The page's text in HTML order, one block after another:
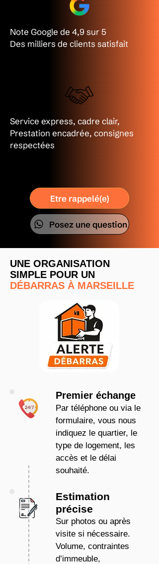
Note Google de 4,9 sur 5
Des milliers de clients satisfait
Service express, cadre clair,
Prestation encadrée, consignes
respectées
Etre rappelé(e)
Posez une question
UNE ORGANISATION
SIMPLE POUR UN
DÉBARRAS À MARSEILLE
Premier échange
Par téléphone ou via le
formulaire, vous nous
indiquez le quartier, le
type de logement, les
accès et le délai
souhaité.
Estimation
précise
Sur photos ou après
visite si nécessaire.
Volume, contraintes
d’immeuble,